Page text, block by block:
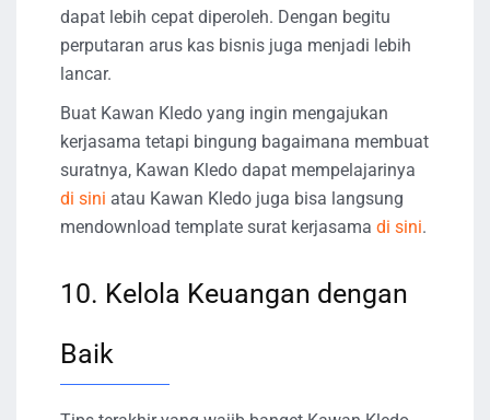
dapat lebih cepat diperoleh. Dengan begitu
perputaran arus kas bisnis juga menjadi lebih
lancar.
Buat Kawan Kledo yang ingin mengajukan
kerjasama tetapi bingung bagaimana membuat
suratnya, Kawan Kledo dapat mempelajarinya
di sini atau Kawan Kledo juga bisa langsung
mendownload template surat kerjasama di sini.
10. Kelola Keuangan dengan
Baik